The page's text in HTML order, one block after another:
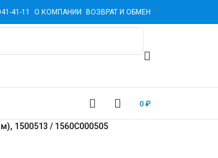
41-11 О КОМПАНИИ ВОЗВРАТ И ОБМЕН
0 ₽
1500513 / 1560C000505